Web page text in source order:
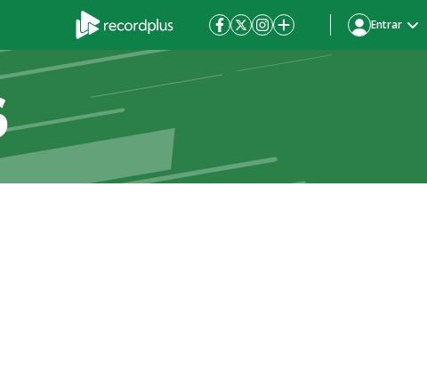
Entrar